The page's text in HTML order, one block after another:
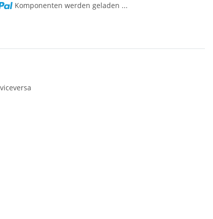
Komponenten werden geladen ...